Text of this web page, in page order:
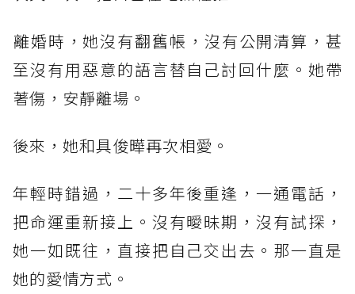
​離婚時，她沒有翻舊帳，沒有公開清算，甚
至沒有用惡意的語言替自己討回什麼。她帶
著傷，安靜離場。
後來，她和具俊曄再次相愛。
年輕時錯過，二十多年後重逢，一通電話，
把命運重新接上。沒有曖昧期，沒有試探，
她一如既往，直接把自己交出去。那一直是
她的愛情方式。